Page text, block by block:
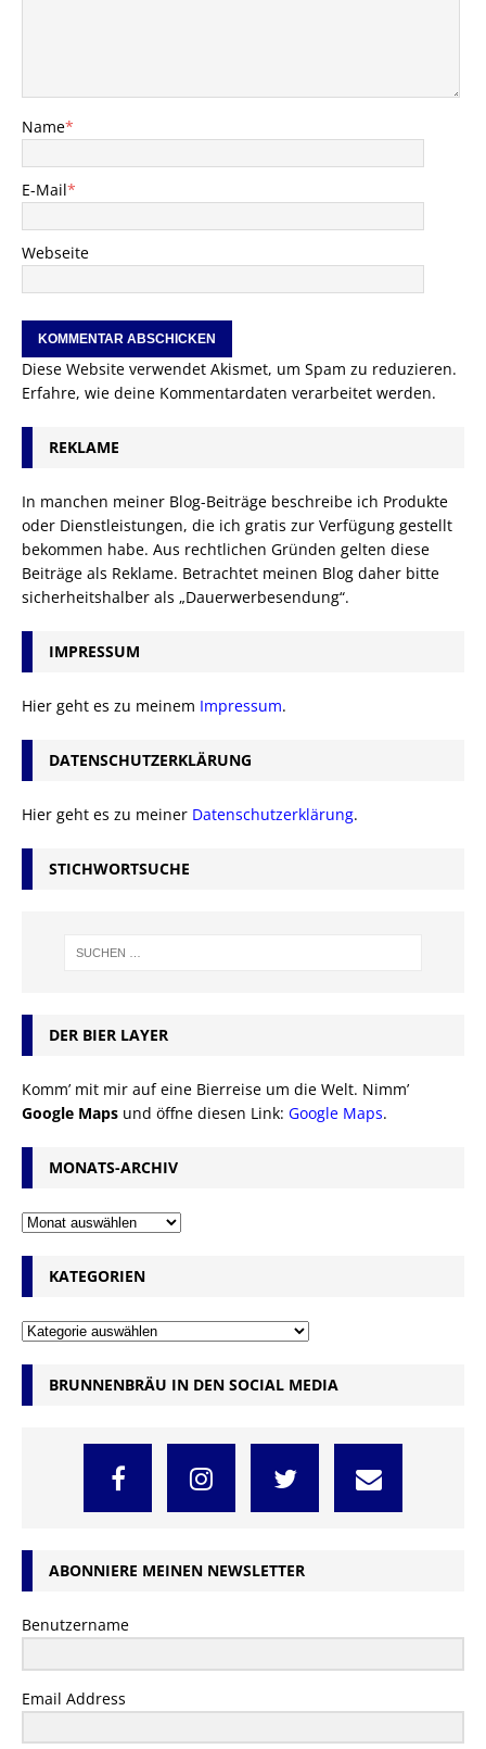
Name*
E-Mail*
Webseite
Diese Website verwendet Akismet, um Spam zu reduzieren.
Erfahre, wie deine Kommentardaten verarbeitet werden.
REKLAME
In manchen meiner Blog-Beiträge beschreibe ich Produkte
oder Dienstleistungen, die ich gratis zur Verfügung gestellt
bekommen habe. Aus rechtlichen Gründen gelten diese
Beiträge als Reklame. Betrachtet meinen Blog daher bitte
sicherheitshalber als „Dauerwerbesendung“.
IMPRESSUM
Hier geht es zu meinem Impressum.
DATENSCHUTZERKLÄRUNG
Hier geht es zu meiner Datenschutzerklärung.
STICHWORTSUCHE
DER BIER LAYER
Komm’ mit mir auf eine Bierreise um die Welt. Nimm’
Google Maps und öffne diesen Link: Google Maps.
MONATS-ARCHIV
KATEGORIEN
BRUNNENBRÄU IN DEN SOCIAL MEDIA
ABONNIERE MEINEN NEWSLETTER
Benutzername
Email Address